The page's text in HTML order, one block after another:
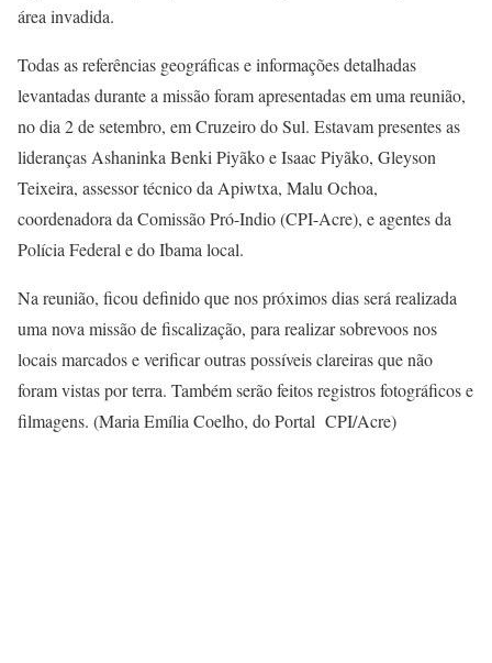
área invadida.
Todas as referências geográficas e informações detalhadas
levantadas durante a missão foram apresentadas em uma reunião,
no dia 2 de setembro, em Cruzeiro do Sul. Estavam presentes as
lideranças Ashaninka Benki Piyãko e Isaac Piyãko, Gleyson
Teixeira, assessor técnico da Apiwtxa, Malu Ochoa,
coordenadora da Comissão Pró-Indio (CPI-Acre), e agentes da
Polícia Federal e do Ibama local.
Na reunião, ficou definido que nos próximos dias será realizada
uma nova missão de fiscalização, para realizar sobrevoos nos
locais marcados e verificar outras possíveis clareiras que não
foram vistas por terra. Também serão feitos registros fotográficos e
filmagens. (Maria Emília Coelho, do Portal CPI/Acre)